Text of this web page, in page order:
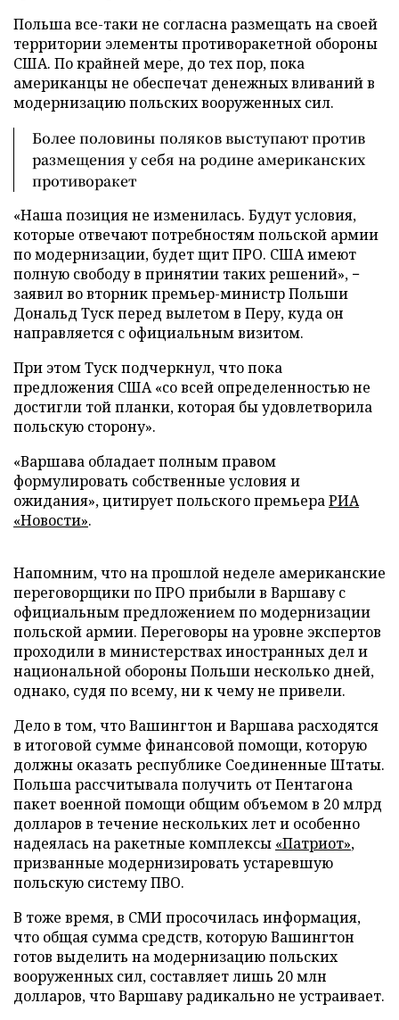
Польша все-таки не согласна размещать на своей
территории элементы противоракетной обороны
США. По крайней мере, до тех пор, пока
американцы не обеспечат денежных вливаний в
модернизацию польских вооруженных сил.
Более половины поляков выступают против
размещения у себя на родине американских
противоракет
«Наша позиция не изменилась. Будут условия,
которые отвечают потребностям польской армии
по модернизации, будет щит ПРО. США имеют
полную свободу в принятии таких решений», −
заявил во вторник премьер-министр Польши
Дональд Туск перед вылетом в Перу, куда он
направляется с официальным визитом.
При этом Туск подчеркнул, что пока
предложения США «со всей определенностью не
достигли той планки, которая бы удовлетворила
польскую сторону».
«Варшава обладает полным правом
формулировать собственные условия и
ожидания», цитирует польского премьераРИА
«Новости».
Напомним, что на прошлой неделе американские
переговорщики по ПРО прибыли в Варшаву с
официальным предложением по модернизации
польской армии. Переговоры на уровне экспертов
проходили в министерствах иностранных дел и
национальной обороны Польши несколько дней,
однако, судя по всему, ни к чему не привели.
Дело в том, что Вашингтон и Варшава расходятся
в итоговой сумме финансовой помощи, которую
должны оказать республике Соединенные Штаты.
Польша рассчитывала получить от Пентагона
пакет военной помощи общим объемом в 20 млрд
долларов в течение нескольких лет и особенно
надеялась на ракетные комплексы «Патриот»,
призванные модернизировать устаревшую
польскую систему ПВО.
В тоже время, в СМИ просочилась информация,
что общая сумма средств, которую Вашингтон
готов выделить на модернизацию польских
вооруженных сил, составляет лишь 20 млн
долларов, что Варшаву радикально не устраивает.